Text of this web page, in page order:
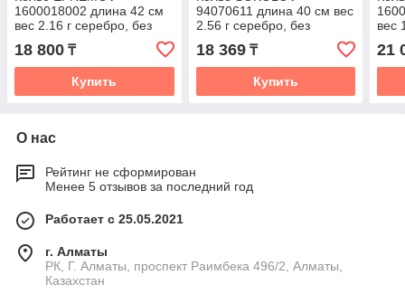
1600018002 длина 42 см
вес 2.16 г серебро, без
18 800 ₸
Купить
94070611 длина 40 см вес
2.56 г серебро, без
18 369₸
Купить
вес
21
О нас
Рейтинг не сформирован
Менее 5 отзывов за последний год
Работает с 25.05.2021
г. Алматы
РК, Г. Алматы, проспект Раимбека 496/2, Алматы,
Казахстан